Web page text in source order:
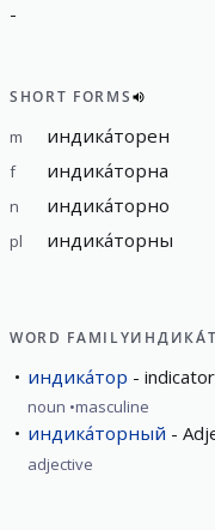
-
SHORT FORMS
m индика́торен
f индика́торна
n индика́торно
pl индика́торны
WORD FAMILY
индика́тор indicator
noun masculine
индика́торный
adjective